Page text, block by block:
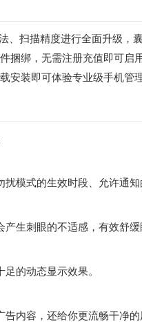
扫描精度进行全面升级，
绑，无需注册充值即可启
安装即可体验专业级手机管理
模式的生效时段、允许通知
生刺眼的不适感，有效舒缓
的动态显示效果。
内容，还给你更流畅干净的